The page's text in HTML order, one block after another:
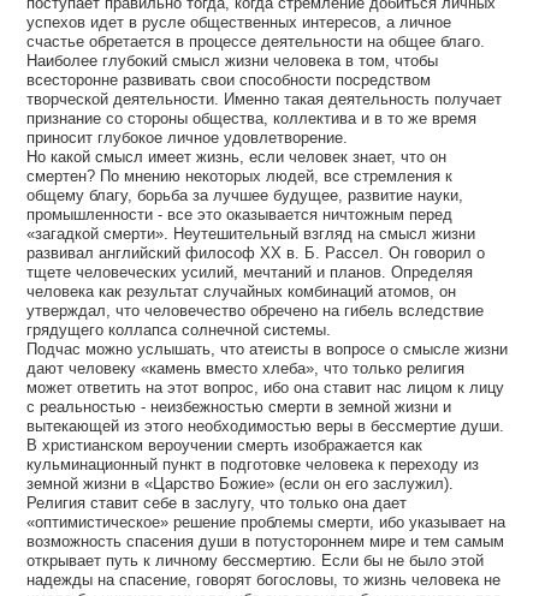
успехов идет в русле общественных интересов, а личное
счастье обретается в процессе деятельности на общее благо.
Наиболее глубокий смысл жизни человека в том, чтобы
всесторонне развивать свои способности посредством
творческой деятельности. Именно такая деятельность получает
признание со стороны общества, коллектива и в то же время
приносит глубокое личное удовлетворение.
Но какой смысл имеет жизнь, если человек знает, что он
смертен? По мнению некоторых людей, все стремления к
общему благу, борьба за лучшее будущее, развитие науки,
промышленности - все это оказывается ничтожным перед
«загадкой смерти». Неутешительный взгляд на смысл жизни
развивал английский философ XX в. Б. Рассел. Он говорил о
тщете человеческих усилий, мечтаний и планов. Определяя
человека как результат случайных комбинаций атомов, он
утверждал, что человечество обречено на гибель вследствие
грядущего коллапса солнечной системы.
Подчас можно услышать, что атеисты в вопросе о смысле жизни
дают человеку «камень вместо хлеба», что только религия
может ответить на этот вопрос, ибо она ставит нас лицом к лицу
с реальностью - неизбежностью смерти в земной жизни и
вытекающей из этого необходимостью веры в бессмертие души.
В христианском вероучении смерть изображается как
кульминационный пункт в подготовке человека к переходу из
земной жизни в «Царство Божие» (если он его заслужил).
Религия ставит себе в заслугу, что только она дает
«оптимистическое» решение проблемы смерти, ибо указывает на
возможность спасения души в потустороннем мире и тем самым
открывает путь к личному бессмертию. Если бы не было этой
надежды на спасение, говорят богословы, то жизнь человека не